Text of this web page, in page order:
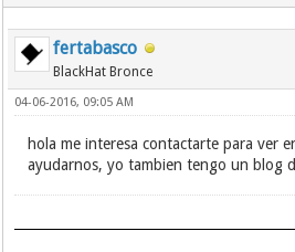
fertabasco
BlackHat Bronce
04-06-2016, 09:05 AM
hola me interesa contactarte para ver
ayudarnos, yo tambien tengo un blog